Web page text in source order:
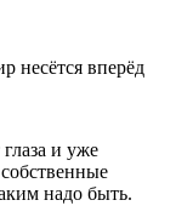
несётся вперёд
и уже
надо быть.